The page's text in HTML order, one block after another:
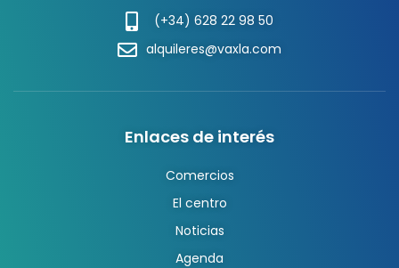
(+34) 628 22 98 50
alquileres@vaxla.com
Enlaces de interés
Comercios
El centro
Noticias
Agenda